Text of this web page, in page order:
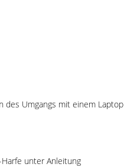
des Umgangs mit einem Laptop
unter Anleitung